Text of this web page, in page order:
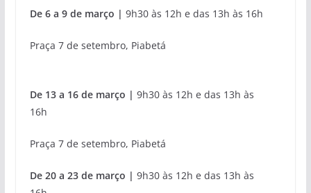
De 6 a 9 de março | 9h30 às 12h e das 13h às 16h
Praça 7 de setembro, Piabetá
De 13 a 16 de março | 9h30 às 12h e das 13h às
16h
Praça 7 de setembro, Piabetá
De 20 a 23 de março | 9h30 às 12h e das 13h às